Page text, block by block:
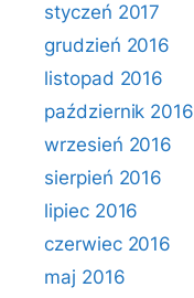
styczeń 2017
grudzień 2016
listopad 2016
październik 2016
wrzesień 2016
sierpień 2016
lipiec 2016
czerwiec 2016
maj 2016